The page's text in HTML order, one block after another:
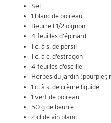
Sel
1 blanc de poireau
Beurre l 1/2 oignon
4 feuilles d’épinard
1 c. à s. de persil
1 c. à c. d’estragon
4 feuilles d’oseille
Herbes du jardin (pourpier,
1 c. à s. de crème liquide
1 vert de poireau
50 g de beurre
2 cl de vin blanc